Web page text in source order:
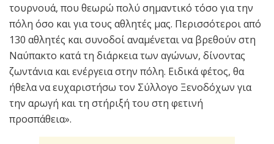
τουρνουά, που θεωρώ πολύ σημαντικό τόσο για την
πόλη όσο και για τους αθλητές μας. Περισσότεροι από
130 αθλητές και συνοδοί αναμένεται να βρεθούν στη
Ναύπακτο κατά τη διάρκεια των αγώνων, δίνοντας
ζωντάνια και ενέργεια στην πόλη. Ειδικά φέτος, θα
ήθελα να ευχαριστήσω τον Σύλλογο Ξενοδόχων για
την αρωγή και τη στήριξή του στη φετινή
προσπάθεια».